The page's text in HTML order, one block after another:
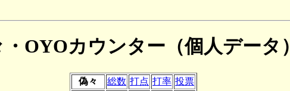
OYOカウンター（個人データ）
偽々 総数 打点 打率 投票